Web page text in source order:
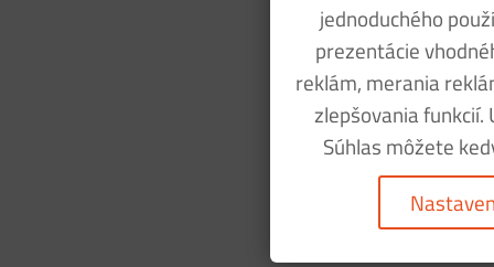
jednoduchého
prezentácie
reklám, merania
zlepšovania funkcií.
Súhlas môžete